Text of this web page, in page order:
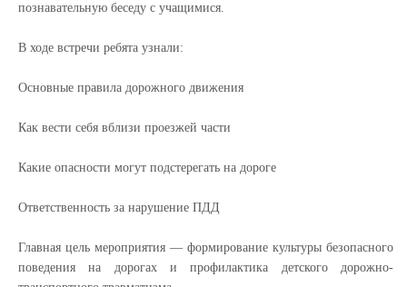
познавательную беседу с учащимися.
В ходе встречи ребята узнали:
Основные правила дорожного движения
Как вести себя вблизи проезжей части
Какие опасности могут подстерегать на дороге
Ответственность за нарушение ПДД
Главная цель мероприятия — формирование культуры безопасного
поведения на дорогах и профилактика детского дорожно-